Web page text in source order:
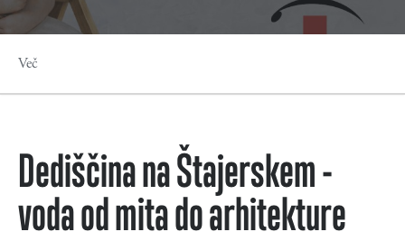
Več
Dediščina na Štajerskem -
voda od mita do arhitekture